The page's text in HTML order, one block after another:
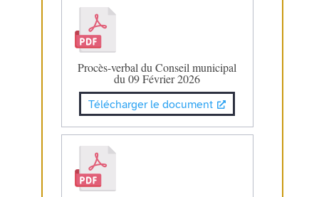
Procès-verbal du Conseil municipal
du 09 Février 2026
Télécharger le document